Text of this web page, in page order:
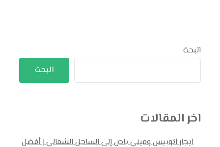
البحث
البحث
اخر المقالات
ايجار اتوبيس وميني باص إلى الساحل الشمالي | أفضل